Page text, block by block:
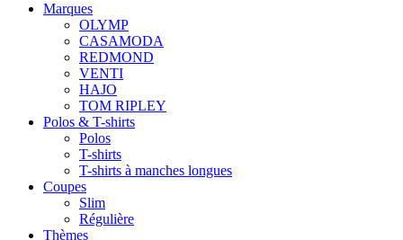
Marques
OLYMP
CASAMODA
REDMOND
VENTI
HAJO
TOM RIPLEY
Polos & T-shirts
Polos
T-shirts
T-shirts à manches longues
Coupes
Slim
Régulière
Thèmes